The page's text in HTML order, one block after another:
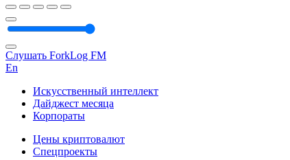
Слушать ForkLog FM
En
Искусственный интеллект
Дайджест месяца
Корпораты
Цены криптовалют
Спецпроекты